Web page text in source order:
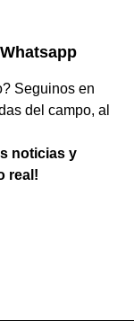
Seguinos en
del campo, al
noticias y
real!